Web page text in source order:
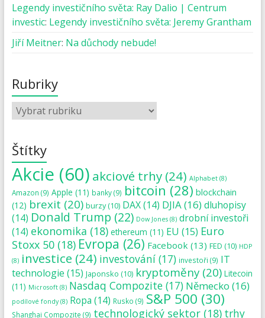
Legendy investičního světa: Ray Dalio | Centrum
investic: Legendy investičního světa: Jeremy Grantham
Jiří Meitner: Na důchody nebude!
Rubriky
Štítky
Akcie (60) akciové trhy(24) Alphabet(8)
Amazon (9) Apple (11) banky(9) bitcoin (28) blockchain
(12) brexit (20) burzy(10) DAX(14) DJIA(16)dluhopisy
(14) Donald Trump (22) Dow Jones(8) drobní investoři
(14) ekonomika (18) ethereum (11) EU (15) Euro
Stoxx 50(18) Evropa (26) Facebook (13) FED (10) HDP
(8) investice (24) investování(17) investoři (9) IT
technologie (15) Japonsko (10) kryptoměny(20) Litecoin
(11) Microsoft(8) Nasdaq Compozite(17) Německo (16)
podílové fondy(8) Ropa (14) Rusko (9) S&P 500 (30)
Shanghai Compozite (9) technologický sektor(18) trhy